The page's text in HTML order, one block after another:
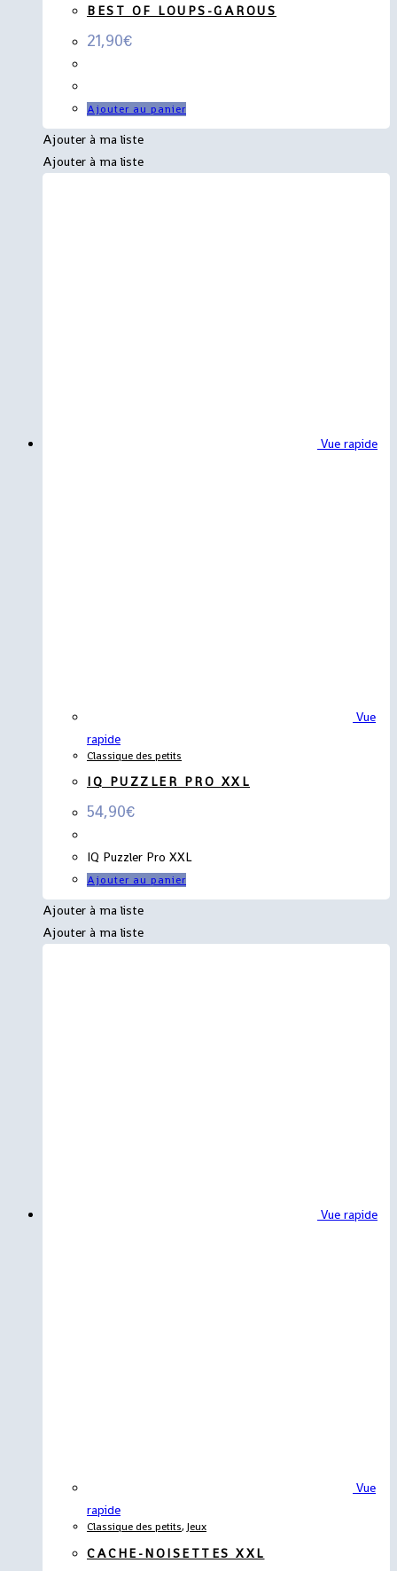
BEST OF LOUPS-GAROUS
21,90€
Ajouter au panier
Ajouter à ma liste
Ajouter à ma liste
Vue rapide
Vue
rapide
Classique des petits
IQ PUZZLER PRO XXL
54,90€
IQ Puzzler Pro XXL
Ajouter au panier
Ajouter à ma liste
Ajouter à ma liste
Vue rapide
Vue
rapide
Classique des petits,Jeux
CACHE-NOISETTES XXL